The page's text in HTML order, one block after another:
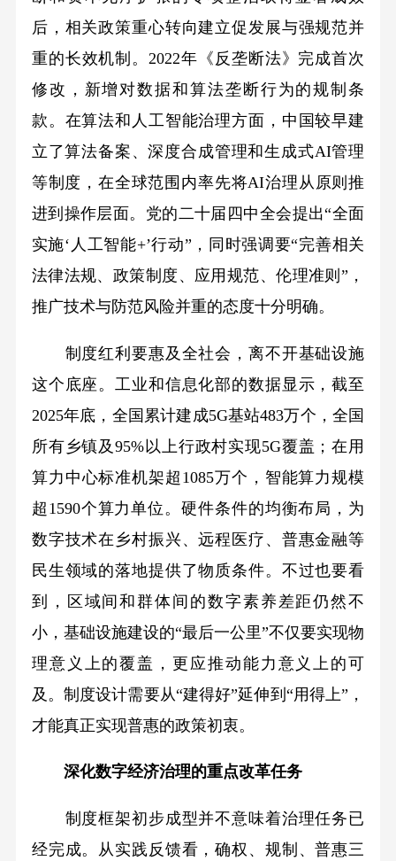
后，相关政策重心转向建立促发展与强规范并
重的长效机制。2022年《反垄断法》完成首次
修改，新增对数据和算法垄断行为的规制条
款。在算法和人工智能治理方面，中国较早建
立了算法备案、深度合成管理和生成式AI管理
等制度，在全球范围内率先将AI治理从原则推
进到操作层面。党的二十届四中全会提出“全面
实施‘人工智能+’行动”，同时强调要“完善相关
法律法规、政策制度、应用规范、伦理准则”，
推广技术与防范风险并重的态度十分明确。
制度红利要惠及全社会，离不开基础设施
这个底座。工业和信息化部的数据显示，截至
2025年底，全国累计建成5G基站483万个，全国
所有乡镇及95%以上行政村实现5G覆盖；在用
算力中心标准机架超1085万个，智能算力规模
超1590个算力单位。硬件条件的均衡布局，为
数字技术在乡村振兴、远程医疗、普惠金融等
民生领域的落地提供了物质条件。不过也要看
到，区域间和群体间的数字素养差距仍然不
小，基础设施建设的“最后一公里”不仅要实现物
理意义上的覆盖，更应推动能力意义上的可
及。制度设计需要从“建得好”延伸到“用得上”，
才能真正实现普惠的政策初衷。
深化数字经济治理的重点改革任务
制度框架初步成型并不意味着治理任务已
经完成。从实践反馈看，确权、规制、普惠三